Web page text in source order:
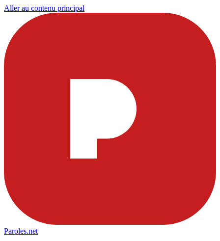
Aller au contenu principal
Paroles.net